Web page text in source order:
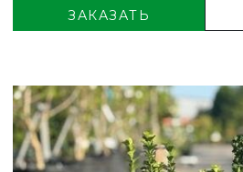
ЗАКАЗАТЬ